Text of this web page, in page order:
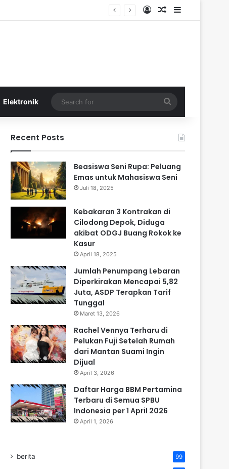
Log InRandom Article
Sidebar
Elektronik
for
Recent Posts
Beasiswa Seni Rupa: Peluang
Emas untuk Mahasiswa Seni
Juli 18, 2025
Kebakaran 3 Kontrakan di
Cilodong Depok, Diduga
akibat ODGJ Buang Rokok ke
Kasur
April 18, 2025
Jumlah Penumpang Lebaran
Diperkirakan Mencapai 5,82
Juta, ASDP Terapkan Tarif
Tunggal
Maret 13, 2026
Rachel Vennya Terharu di
Pelukan Fuji Setelah Rumah
dari Mantan Suami Ingin
Dijual
April 3, 2026
Daftar Harga BBM Pertamina
Terbaru di Semua SPBU
Indonesia per 1 April 2026
April 1, 2026
berita 99